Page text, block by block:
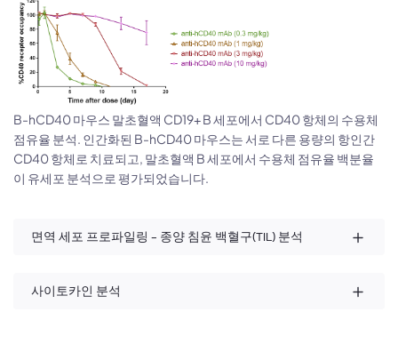
B-hCD40 마우스 말초혈액 CD19+ B 세포에서 CD40 항체의 수용체
점유율 분석. 인간화된 B-hCD40 마우스는 서로 다른 용량의 항인간
CD40 항체로 치료되고, 말초혈액 B 세포에서 수용체 점유율 백분율
이 유세포 분석으로 평가되었습니다.
면역 세포 프로파일링 - 종양 침윤 백혈구(TIL) 분석
사이토카인 분석